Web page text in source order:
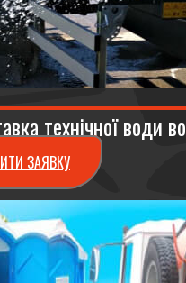
технічної води
ЗАЯВКУ